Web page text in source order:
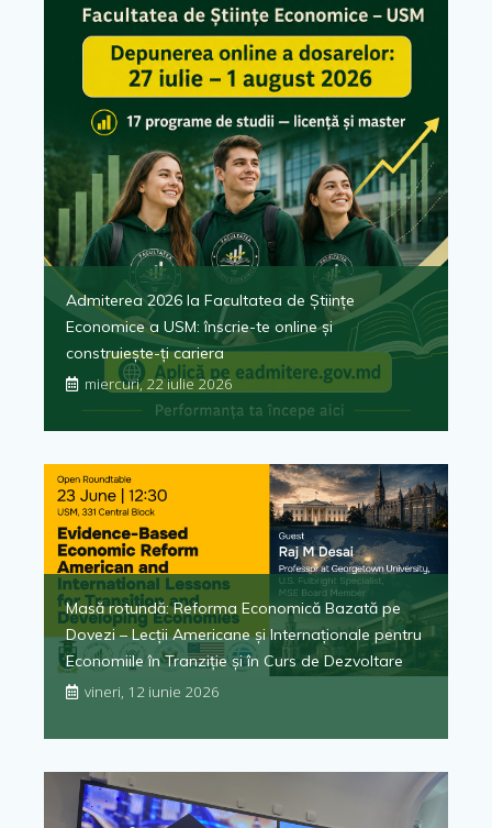
Admiterea 2026 la Facultatea de Științe
Economice a USM: înscrie-te online și
construiește-ți cariera
miercuri, 22 iulie 2026
Masă rotundă: Reforma Economică Bazată pe
Dovezi – Lecții Americane și Internaționale pentru
Economiile în Tranziție și în Curs de Dezvoltare
vineri, 12 iunie 2026